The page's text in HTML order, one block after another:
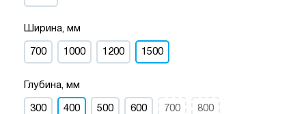
Ширина, мм
700 1000 1200 1500
Глубина, мм
300 400 500 600 700 800